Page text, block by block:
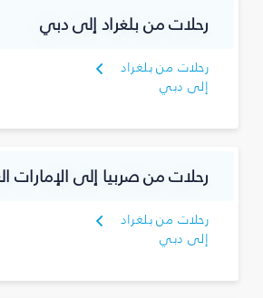
رحلات من بلغراد إلى دبي
رحلات من بلغراد
إلى دبي
رحلات من صربيا إلى الإمارات
رحلات من بلغراد
إلى دبي